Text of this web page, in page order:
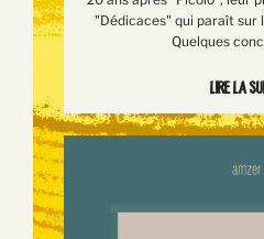
"Dédicaces" qui paraît sur
Quelques
Lire la